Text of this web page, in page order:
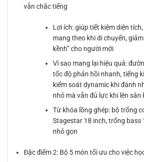
vẫn chắc tiếng
Lợi ích: giúp tiết kiệm diện
mang theo khi di chuyển,
kềnh” cho người mới
Vì sao mang lại hiệu quả:
tốc độ phản hồi nhanh, tiếng
kiểm soát dynamic khi đánh
nhỏ mà vẫn đủ lực khi lên sân
Từ khóa lồng ghép: bộ trống
Stagestar 18 inch, trống bass
nhỏ gọn
Đặc điểm 2: Bộ 5 món tối ưu cho việc